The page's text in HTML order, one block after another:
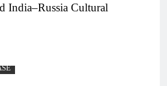
India–Russia Cultural